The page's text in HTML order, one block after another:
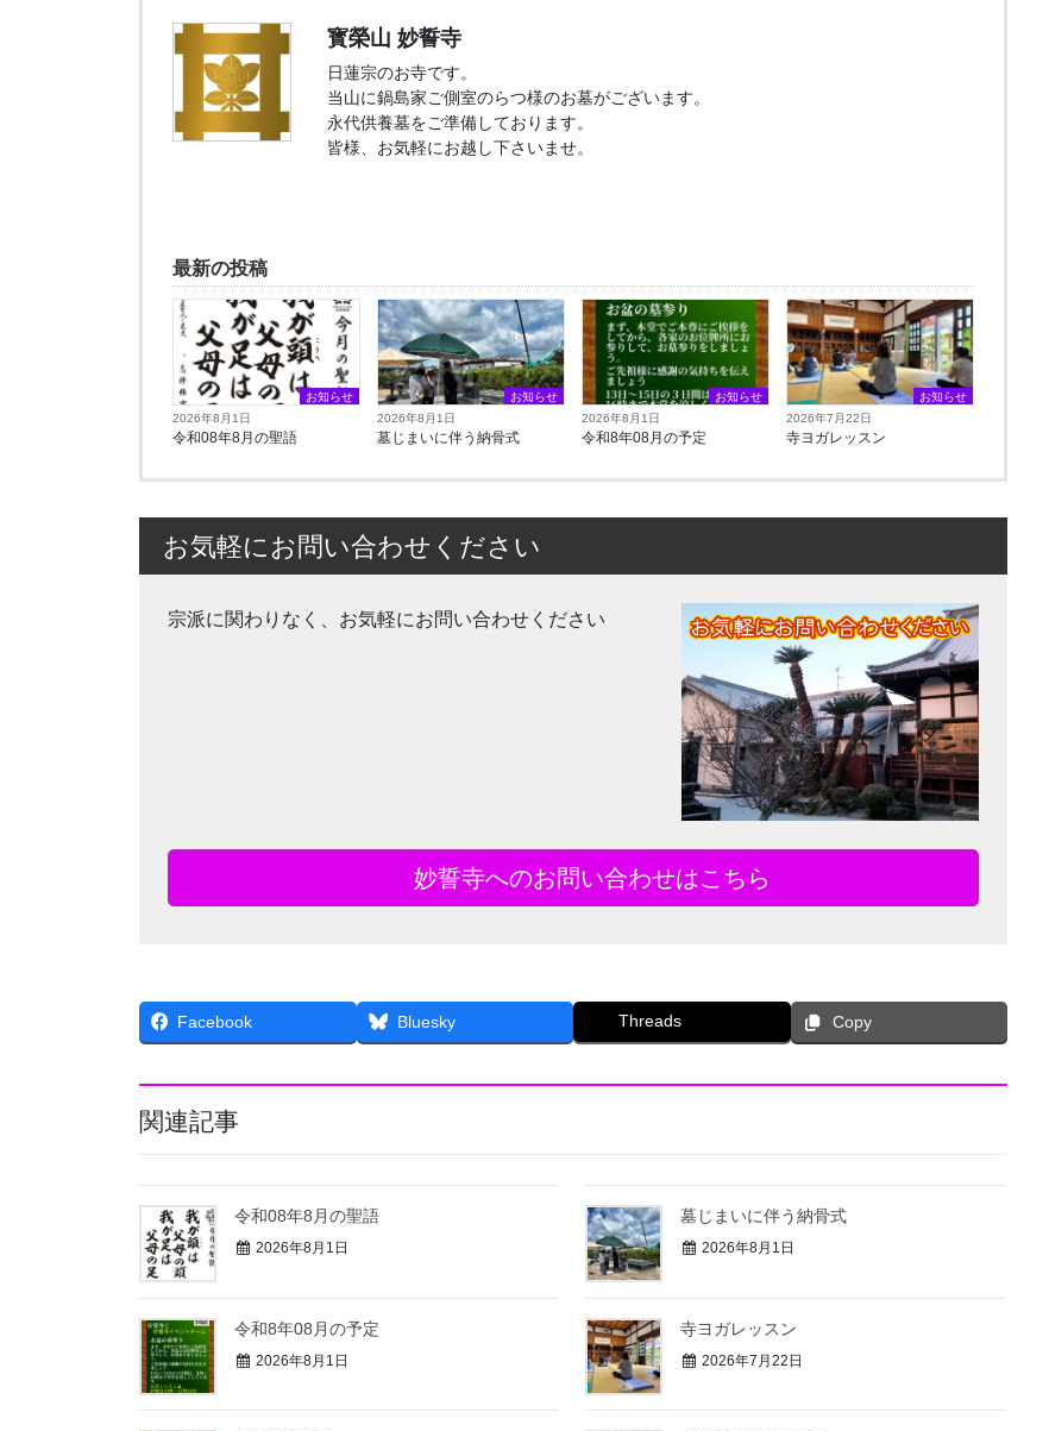
寳榮山 妙誓寺
日蓮宗のお寺です。
当山に鍋島家ご側室のらつ様のお墓がございます。
永代供養墓をご準備しております。
皆様、お気軽にお越し下さいませ。
最新の投稿
お知らせ
2026年8月1日
令和08年8月の聖語
お知らせ
2026年8月1日
墓じまいに伴う納骨式⁡
お知らせ
2026年8月1日
令和8年08月の予定
お知らせ
2026年7月22日
寺ヨガレッスン
お気軽にお問い合わせください
宗派に関わりなく、お気軽にお問い合わせください
妙誓寺へのお問い合わせはこちら
Facebook Bluesky Threads Copy
関連記事
令和08年8月の聖語
2026年8月1日
墓じまいに伴う納骨式⁡
2026年8月1日
令和8年08月の予定
2026年8月1日
寺ヨガレッスン
2026年7月22日